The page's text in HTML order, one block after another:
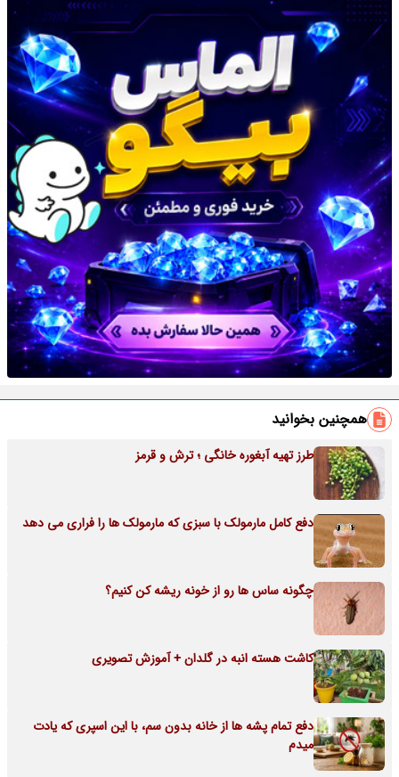
همچنین بخوانید
طرز تهیه آبغوره خانگی ؛ ترش و قرمز
دفع کامل مارمولک با سبزی که مارمولک ها را فراری می دهد
چگونه ساس ها رو از خونه ریشه کن کنیم؟
کاشت هسته انبه در گلدان + آموزش تصویری
دفع تمام پشه ها از خانه بدون سم، با این اسپری که یادت
میدم